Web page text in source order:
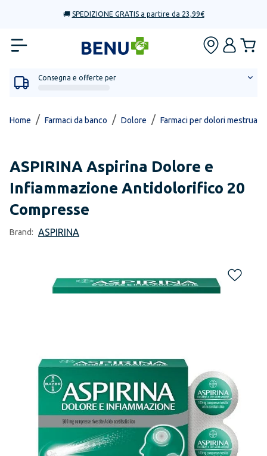
🚚 SPEDIZIONE GRATIS a partire da 23,99€
Consegna e offerte per
Home / Farmaci da banco / Dolore / Farmaci per dolori
ASPIRINA Aspirina Dolore e
Infiammazione Antidolorifico 20
Compresse
Brand: ASPIRINA